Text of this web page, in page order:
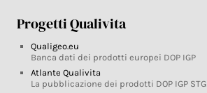
Progetti Qualivita
Qualigeo.eu
Banca dati dei prodotti europei DOP IGP
Atlante Qualivita
La pubblicazione dei prodotti DOP IGP STG